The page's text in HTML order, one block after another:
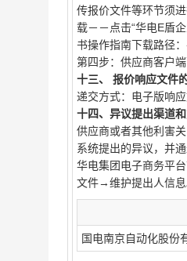
传报价文件等环节须
载－－点击“华电E盾
书操作指南下载路径：
第四步：供应商客户
十三、 报价响应文件
递交方式：电子版响
十四、异议提出渠道和
供应商或者其他利害
系统提出的异议，并
华电集团电子商务平
文件→维护提出人信息
国电南京自动化股份